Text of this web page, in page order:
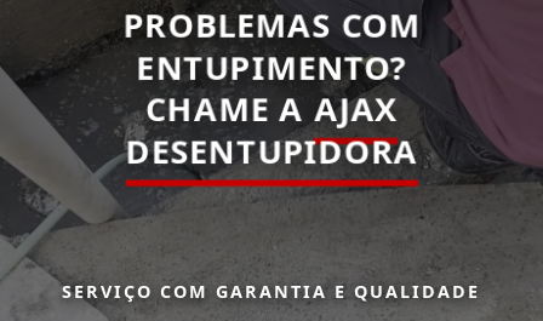
PROBLEMAS COM
ENTUPIMENTO?
CHAME A AJAX
DESENTUPIDORA
SERVIÇO COM GARANTIA E QUALIDADE